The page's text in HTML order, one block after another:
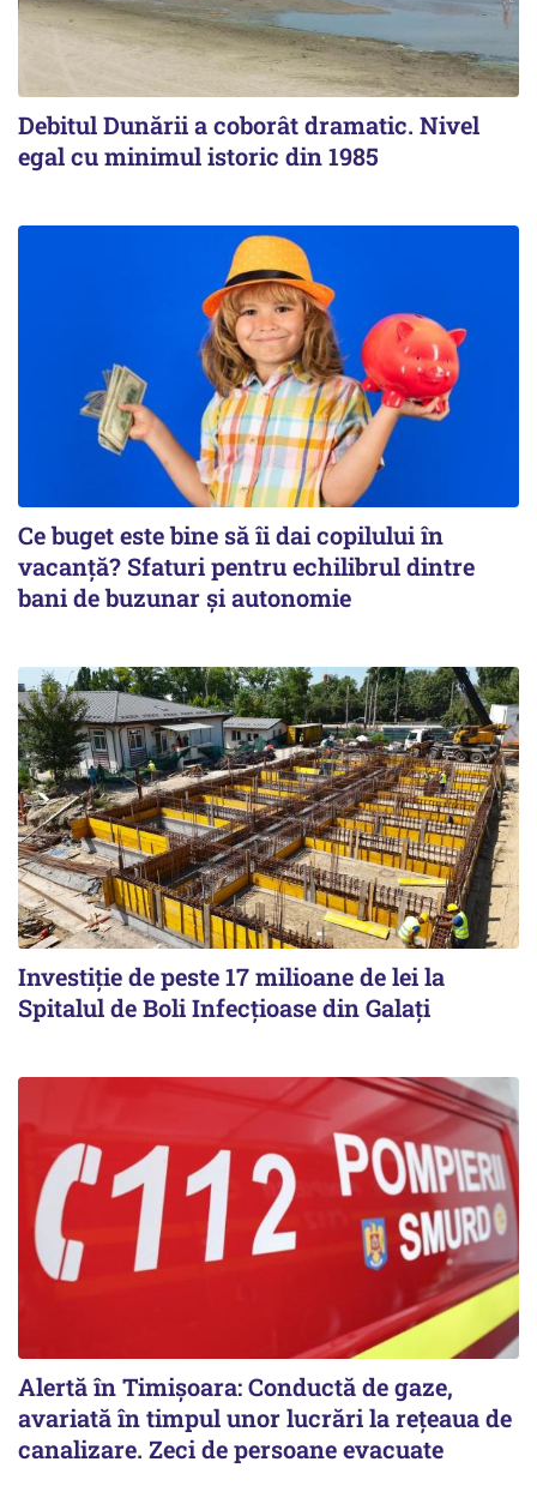
Debitul Dunării a coborât dramatic. Nivel
egal cu minimul istoric din 1985
Ce buget este bine să îi dai copilului în
vacanță? Sfaturi pentru echilibrul dintre
bani de buzunar și autonomie
Investiție de peste 17 milioane de lei la
Spitalul de Boli Infecțioase din Galați
Alertă în Timișoara: Conductă de gaze,
avariată în timpul unor lucrări la rețeaua de
canalizare. Zeci de persoane evacuate